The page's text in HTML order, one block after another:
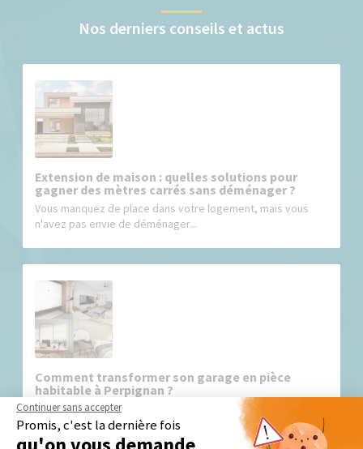
Nos derniers conseils et actus
Extension de maison : quelles solutions pour
gagner des mètres carrés sans déménager ?
Vous manquez de place dans votre logement, mais vous
n'avez pas envie de déménager...
Comment transformer son garage en pièce
habitable à Perpignan ?
De nombreuses maisons dans les Pyrénées-Orientales
disposent d’un garage, mais...
Continuer sans accepter
Promis, c'est la dernière fois